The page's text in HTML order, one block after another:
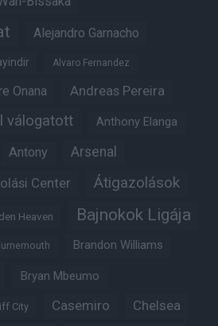
Alejandro Garnacho
Alvaro Fernandez
Onana Andreas Pereira
válogatott Anthony Elanga
Antony Arsenal
Center Átigazolások
Heaven Bajnokok Ligája
Brandon Williams
Bryan Mbeumo
City Casemiro Chelsea